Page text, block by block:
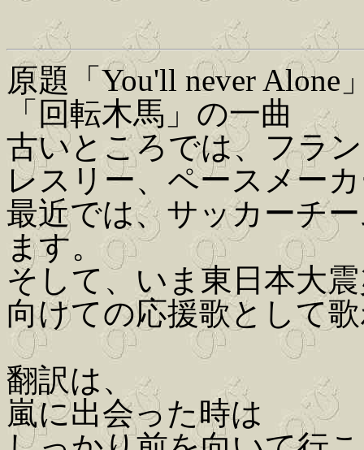
原題「You'll never
「回転木馬」の一曲
古いところでは、フラ
レスリー、ペースメー
最近では、サッカーチ
ます。
そして、いま東日本大
向けての応援歌として
翻訳は、
嵐に出会った時は